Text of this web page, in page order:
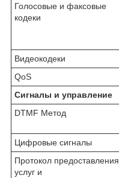
Голосовые и факсовые
кодеки
Видеокодеки
QoS
Сигналы и управление
DTMF Метод
Цифровые сигналы
Протокол предоставления
услуг и